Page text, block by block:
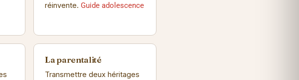
réinvente. Guide adolescence
La parentalité
Transmettre deux héritages